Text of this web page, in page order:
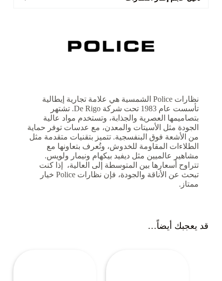
نظارات Police الشمسية هي علامة تجارية إيطالية
تأسست عام 1983 تحت شركة De Rigo. تشتهر
بتصاميمها العصرية والجذابة، وتستخدم مواد عالية
الجودة مثل الأسيتات والمعدن، مع عدسات توفر حماية
من الأشعة فوق البنفسجية. تتميز بتقنيات متقدمة مثل
الطلاءات المقاومة للخدوش، وتُعرف بتعاونها مع
مشاهير عالميين مثل ديفيد بيكهام ونيمار ولويس.
تتراوح أسعارها بين المتوسطة إلى العالية، إذا كنت
تبحث عن الأناقة والجودة، فإن نظارات Police خيار
ممتاز.
قد يعجبك أيضاً…